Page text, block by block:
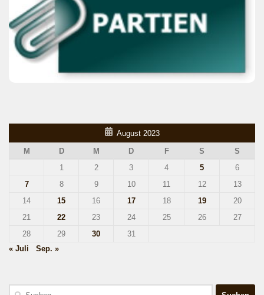
August 2023
M
D M D F S
S
1
2 3 4 5
6
7
8 9 10 11 12
13
14
15 16 17 18 19
20
21
22 23 24 25 26
27
28
29 30
31
« Juli
Sep. »
Suchen